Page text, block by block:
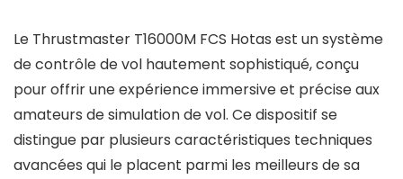
Le Thrustmaster T16000M FCS Hotas est un système
de contrôle de vol hautement sophistiqué, conçu
pour offrir une expérience immersive et précise aux
amateurs de simulation de vol. Ce dispositif se
distingue par plusieurs caractéristiques techniques
avancées qui le placent parmi les meilleurs de sa